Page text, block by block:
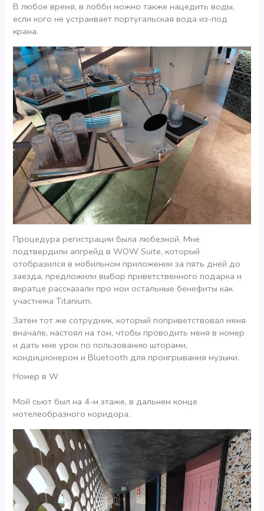
В любое время, в лобби можно также нацедить воды,
если кого не устраивает португальская вода из-под
крана.
Процедура регистрации была любезной. Мне
подтвердили апгрейд в WOW Suite, который
отобразился в мобильном приложении за пять дней до
заезда, предложили выбор приветственного подарка и
вкратце рассказали про мои остальные бенефиты как
участника Titanium.
Затем тот же сотрудник, который поприветствовал меня
вначале, настоял на том, чтобы проводить меня в номер
и дать мне урок по пользованию шторами,
кондиционером и Bluetooth для проигрывания музыки.
Номер в W
Мой сьют был на 4-м этаже, в дальнем конце
мотелеобразного коридора.